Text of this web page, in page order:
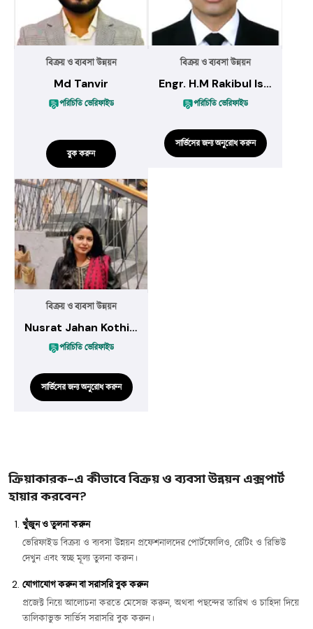
বিক্রয় ও ব্যবসা উন্নয়ন
Md Tanvir
পরিচিতি ভেরিফাইড
বুক করুন
বিক্রয় ও ব্যবসা উন্নয়ন
Engr. H.M Rakibul Islam
পরিচিতি ভেরিফাইড
সার্ভিসের জন্য অনুরোধ করুন
বিক্রয় ও ব্যবসা উন্নয়ন
Nusrat Jahan Kothika
পরিচিতি ভেরিফাইড
সার্ভিসের জন্য অনুরোধ করুন
ক্রিয়াকারক-এ কীভাবে বিক্রয় ও ব্যবসা উন্নয়ন এক্সপার্ট
হায়ার করবেন?
খুঁজুন ও তুলনা করুন
ভেরিফাইড বিক্রয় ও ব্যবসা উন্নয়ন প্রফেশনালদের পোর্টফোলিও, রেটিং ও রিভিউ
দেখুন এবং স্বচ্ছ মূল্য তুলনা করুন।
যোগাযোগ করুন বা সরাসরি বুক করুন
প্রজেক্ট নিয়ে আলোচনা করতে মেসেজ করুন, অথবা পছন্দের তারিখ ও চাহিদা দিয়ে
তালিকাভুক্ত সার্ভিস সরাসরি বুক করুন।